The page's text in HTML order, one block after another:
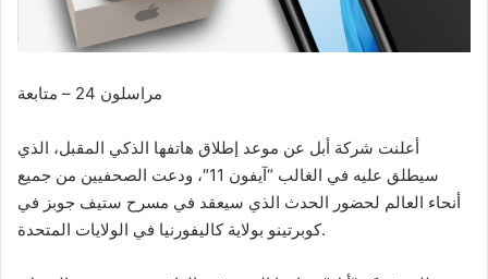
مراسلون 24 – متابعة
أعلنت شركة أبل عن موعد إطلاق هاتفها الذكي المقبل، الذي
سيطلق عليه في الغالب “آيفون 11″، ودعت الصحفيين من جميع
أنحاء العالم لحضور الحدث الذي سيعقد في مسرح ستيف جوبز في
كوبرتينو بولاية كاليفورنيا في الولايات المتحدة.